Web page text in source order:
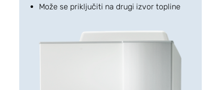
Može se priključiti na drugi izvor topline